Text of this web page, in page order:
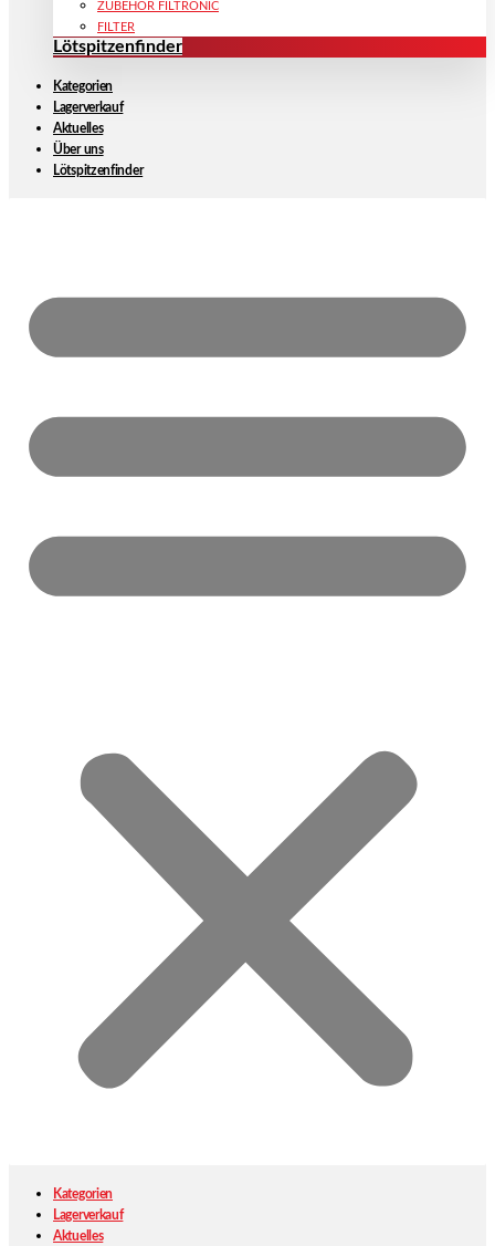
ZUBEHÖR FILTRONIC
FILTER
Lötspitzenfinder
Kategorien
Lagerverkauf
Aktuelles
Über uns
Lötspitzenfinder
Kategorien
Lagerverkauf
Aktuelles